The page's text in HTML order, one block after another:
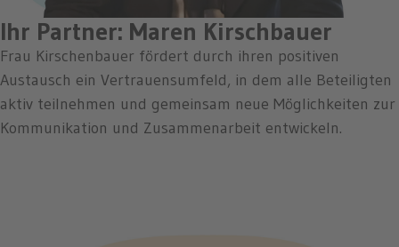
Ihr Partner: Maren Kirschbauer
Frau Kirschenbauer fördert durch ihren positiven
Austausch ein Vertrauensumfeld, in dem alle Beteiligten
aktiv teilnehmen und gemeinsam neue Möglichkeiten zur
Kommunikation und Zusammenarbeit entwickeln.